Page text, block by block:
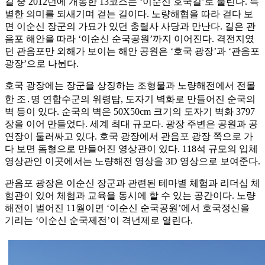
별한 의미를 되새기며 걷는 길이다. 노량해협을 따라 걷다 보
면 이순신 장군의 가묘가 있던 충렬사 사당과 만난다. 길은 관
음포 해안을 따라 ‘이순신 순국공원’까지 이어진다. 격전지였
던 관음포만 외해가 보이는 해안 공원은 ‘호국 광장’과 ‘관음포
광장’으로 나뉜다.
호국 광장에는 장군을 상징하는 조형물과 노량해전에서 전몰
한 조․명 연합수군의 위령탑, 도자기 벽화로 만들어진 순국의
벽 등이 있다. 순국의 벽은 50X50cm 크기의 도자기 벽화 3797
장을 이어 만들었다. 세계 최대 규모다. 광장 주변은 공원과 공
연장이 둘러싸고 있다. 호국 광장에서 관음포 광장 쪽으로 가
다 보면 돔형으로 만들어진 영상관이 있다. 118석 규모의 입체
영상관인 이곳에서는 노량해전 영상을 3D 영상으로 보여준다.
관음포 광장은 이순신 장군과 관련된 테마별 체험과 리더십 체
험관이 있어 체험과 교육을 동시에 할 수 있는 공간이다. 노량
해전이 벌어진 11월이면 ‘이순신 순국공원’에서 호국정신을
기리는 ‘이순신 순국제전’이 격년제로 열린다.